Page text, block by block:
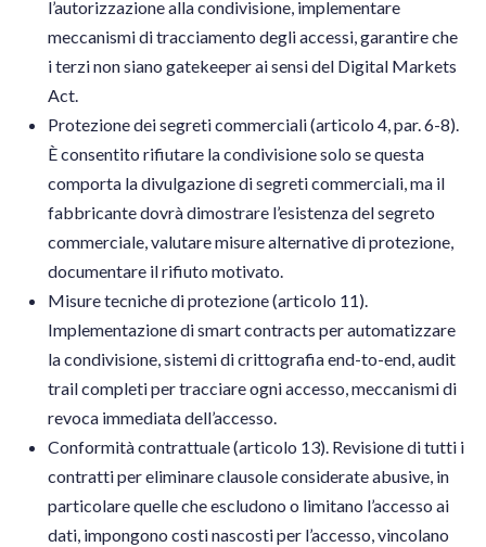
l’autorizzazione alla condivisione, implementare
meccanismi di tracciamento degli accessi, garantire che
i terzi non siano gatekeeper ai sensi del Digital Markets
Act.
Protezione dei segreti commerciali (articolo 4, par. 6-8).
È consentito rifiutare la condivisione solo se questa
comporta la divulgazione di segreti commerciali, ma il
fabbricante dovrà dimostrare l’esistenza del segreto
commerciale, valutare misure alternative di protezione,
documentare il rifiuto motivato.
Misure tecniche di protezione (articolo 11).
Implementazione di smart contracts per automatizzare
la condivisione, sistemi di crittografia end-to-end, audit
trail completi per tracciare ogni accesso, meccanismi di
revoca immediata dell’accesso.
Conformità contrattuale (articolo 13). Revisione di tutti i
contratti per eliminare clausole considerate abusive, in
particolare quelle che escludono o limitano l’accesso ai
dati, impongono costi nascosti per l’accesso, vincolano